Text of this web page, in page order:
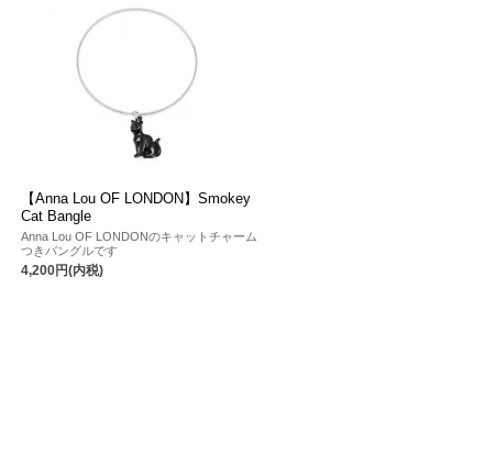
【Anna Lou OF LONDON】Smokey
Cat Bangle
Anna Lou OF LONDONのキャットチャーム
つきバングルです
4,200円(内税)